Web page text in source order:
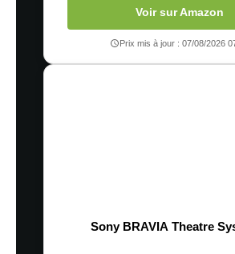
Voir sur Amazon
Prix mis à jour : 07/08/2026
Sony BRAVIA Theatre